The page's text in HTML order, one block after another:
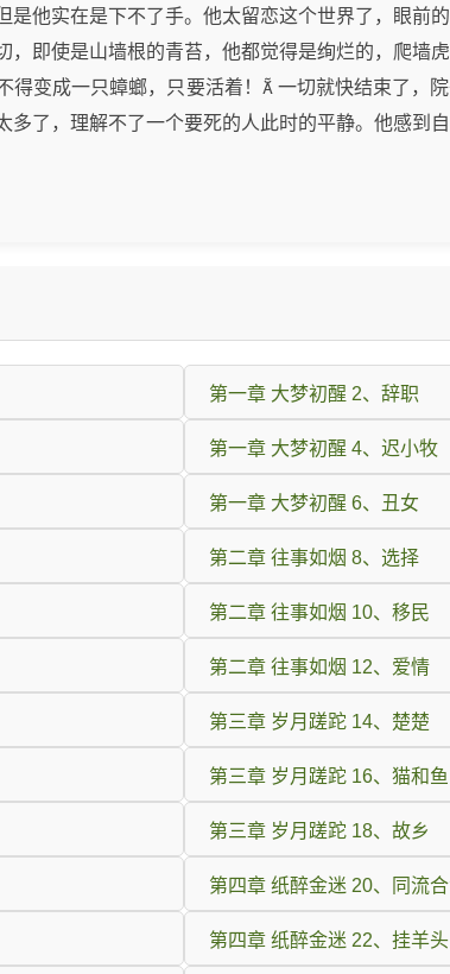
是他实在是下不了手。他太留恋这个世界了，眼前
，即使是山墙根的青苔，他都觉得是绚烂的，爬墙
得变成一只蟑螂，只要活着！ 一切就快结束了，
多了，理解不了一个要死的人此时的平静。他感
第一章 大梦初醒 2、辞职
第一章 大梦初醒 4、迟小牧
第一章 大梦初醒 6、丑女
第二章 往事如烟 8、选择
第二章 往事如烟 10、移民
第二章 往事如烟 12、爱情
第三章 岁月蹉跎 14、楚楚
第三章 岁月蹉跎 16、猫和鱼
第三章 岁月蹉跎 18、故乡
第四章 纸醉金迷 20、同流
第四章 纸醉金迷 22、挂羊头